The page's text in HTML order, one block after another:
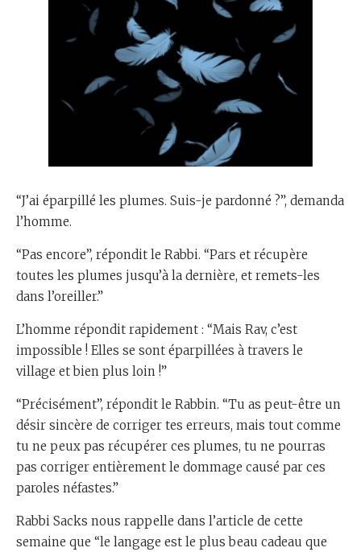
“J’ai éparpillé les plumes. Suis-je pardonné ?”, demanda
l’homme.
“Pas encore”, répondit le Rabbi. “Pars et récupère
toutes les plumes jusqu’à la dernière, et remets-les
dans l’oreiller.”
L’homme répondit rapidement : “Mais Rav, c’est
impossible ! Elles se sont éparpillées à travers le
village et bien plus loin !”
“Précisément”, répondit le Rabbin. “Tu as peut-être un
désir sincère de corriger tes erreurs, mais tout comme
tu ne peux pas récupérer ces plumes, tu ne pourras
pas corriger entièrement le dommage causé par ces
paroles néfastes.”
Rabbi Sacks nous rappelle dans l’article de cette
semaine que “le langage est le plus beau cadeau que